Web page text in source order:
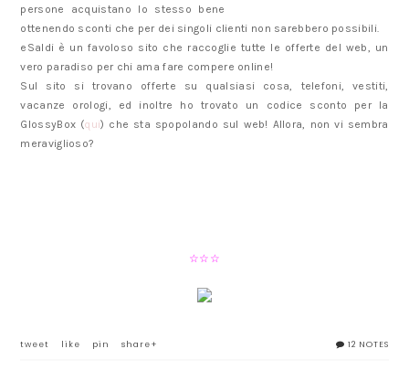
persone acquistano lo stesso bene
ottenendo sconti che per dei singoli clienti non sarebbero possibili.
eSaldi è un favoloso sito che raccoglie tutte le offerte del web, un
vero paradiso per chi ama fare compere online!
Sul sito si trovano offerte su qualsiasi cosa, telefoni, vestiti,
vacanze orologi, ed inoltre ho trovato un codice sconto per la
GlossyBox (qui) che sta spopolando sul web! Allora, non vi sembra
meraviglioso?
☆☆ ☆
12 NOTES
tweet like pin share+